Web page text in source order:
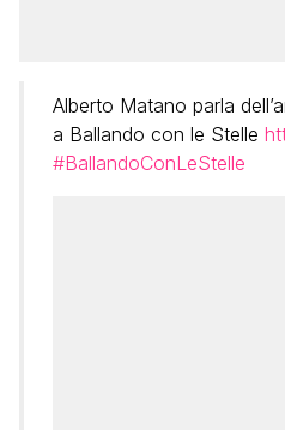
Alberto Matano parla
a Ballando con le Stelle
#BallandoConLeStelle